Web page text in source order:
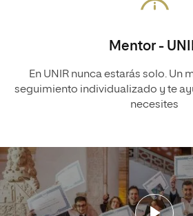
Mentor -
En UNIR nunca estarás solo. Un
seguimiento individualizado y te
necesites